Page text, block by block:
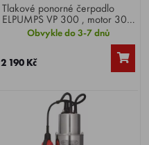
Tlakové ponorné čerpadlo
ELPUMPS VP 300 , motor 300
W, max. dopravní výška 60 m,
max. dopravní množství
Ochranná tepelná pojistka
chrání motor před přetížením.
Obvykle do 3-7 dnů
2 190 Kč